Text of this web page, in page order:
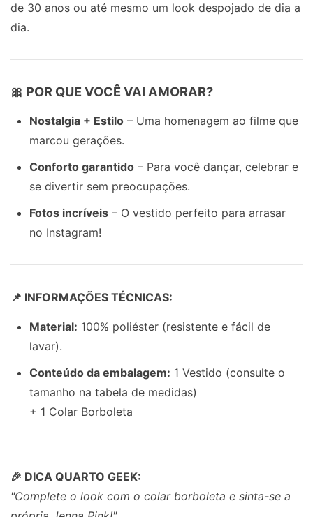
de 30 anos ou até mesmo um look despojado de dia a
dia.
🎀 POR QUE VOCÊ VAI AMORAR?
Nostalgia + Estilo – Uma homenagem ao filme que
marcou gerações.
Conforto garantido – Para você dançar, celebrar e
se divertir sem preocupações.
Fotos incríveis – O vestido perfeito para arrasar
no Instagram!
📌 INFORMAÇÕES TÉCNICAS:
Material: 100% poliéster (resistente e fácil de
lavar).
Conteúdo da embalagem: 1 Vestido (consulte o
tamanho na tabela de medidas)
+ 1 Colar Borboleta
🎉 DICA QUARTO GEEK:
"Complete o look com o colar borboleta e sinta-se a